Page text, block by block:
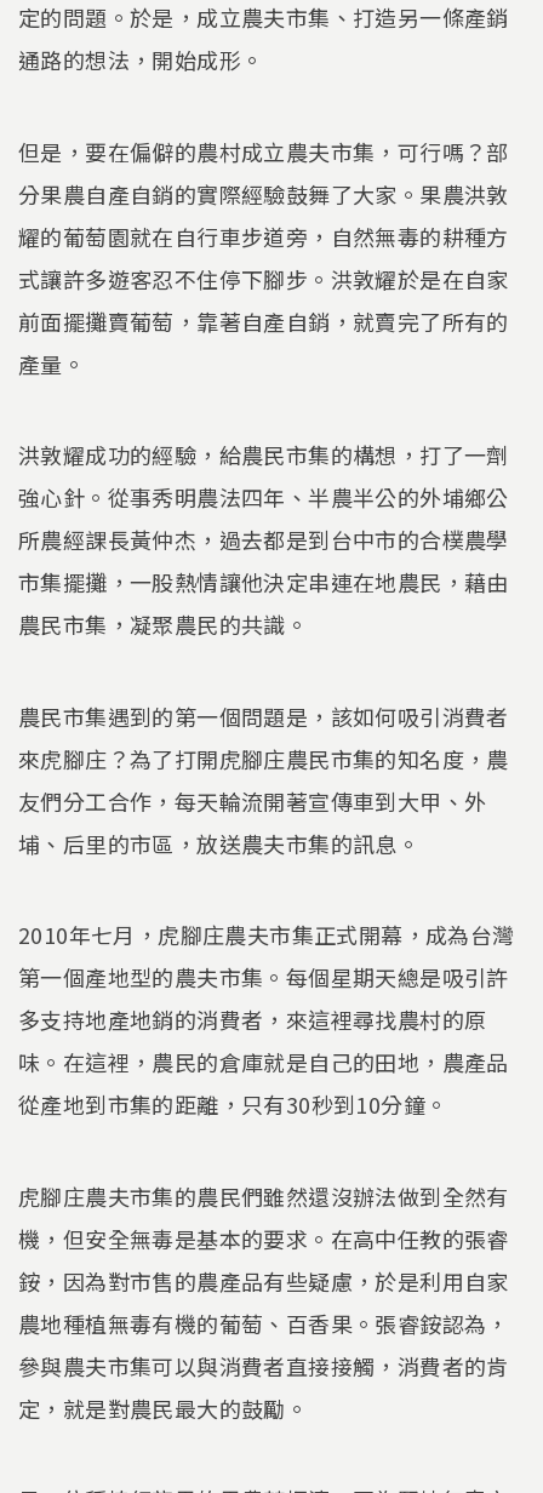
定的問題。於是，成立農夫市集、打造另一條產銷
通路的想法，開始成形。
但是，要在偏僻的農村成立農夫市集，可行嗎？部
分果農自產自銷的實際經驗鼓舞了大家。果農洪敦
耀的葡萄園就在自行車步道旁，自然無毒的耕種方
式讓許多遊客忍不住停下腳步。洪敦耀於是在自家
前面擺攤賣葡萄，靠著自產自銷，就賣完了所有的
產量。
洪敦耀成功的經驗，給農民市集的構想，打了一劑
強心針。從事秀明農法四年、半農半公的外埔鄉公
所農經課長黃仲杰，過去都是到台中市的合樸農學
市集擺攤，一股熱情讓他決定串連在地農民，藉由
農民市集，凝聚農民的共識。
農民市集遇到的第一個問題是，該如何吸引消費者
來虎腳庄？為了打開虎腳庄農民市集的知名度，農
友們分工合作，每天輪流開著宣傳車到大甲、外
埔、后里的市區，放送農夫市集的訊息。
2010年七月，虎腳庄農夫市集正式開幕，成為台灣
第一個產地型的農夫市集。每個星期天總是吸引許
多支持地產地銷的消費者，來這裡尋找農村的原
味。在這裡，農民的倉庫就是自己的田地，農產品
從產地到市集的距離，只有30秒到10分鐘。
虎腳庄農夫市集的農民們雖然還沒辦法做到全然有
機，但安全無毒是基本的要求。在高中任教的張睿
銨，因為對市售的農產品有些疑慮，於是利用自家
農地種植無毒有機的葡萄、百香果。張睿銨認為，
參與農夫市集可以與消費者直接接觸，消費者的肯
定，就是對農民最大的鼓勵。